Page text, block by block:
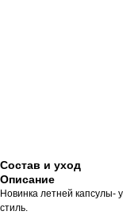
Состав и уход
Описание
Новинка летней капсулы-
стиль.